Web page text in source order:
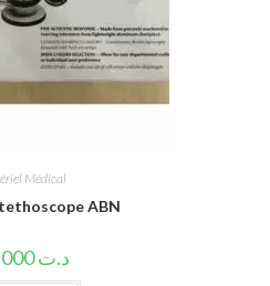
Médical
ABN
د.ت55,000